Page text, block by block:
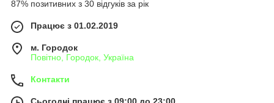
87% позитивних з 30 відгуків за рік
Працює з 01.02.2019
м. Городок
Повітно, Городок, Україна
Контакти